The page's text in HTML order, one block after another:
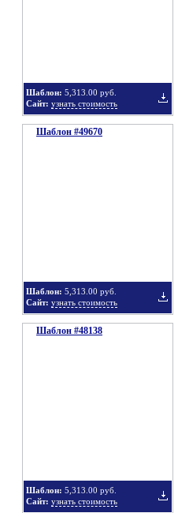
Шаблон: 5,313.00 руб.
Сайт: узнать стоимость
Шаблон #49670
Шаблон: 5,313.00 руб.
Сайт: узнать стоимость
Шаблон #48138
Шаблон: 5,313.00 руб.
Сайт: узнать стоимость